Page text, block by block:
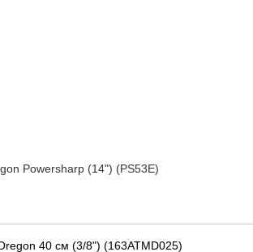
Powersharp (14") (PS53E)